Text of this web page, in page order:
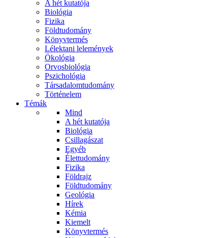
A hét kutatója
Biológia
Fizika
Földtudomány
Könyvtermés
Lélektani lelemények
Ökológia
Orvosbiológia
Pszichológia
Társadalomtudomány
Történelem
Témák
Mind
A hét kutatója
Biológia
Csillagászat
Egyéb
Élettudomány
Fizika
Földrajz
Földtudomány
Geológia
Hírek
Kémia
Kiemelt
Könyvtermés